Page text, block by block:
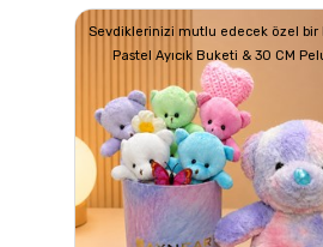
Sevdiklerinizi mutlu edecek özel bir
Pastel Ayıcık Buketi & 30 CM